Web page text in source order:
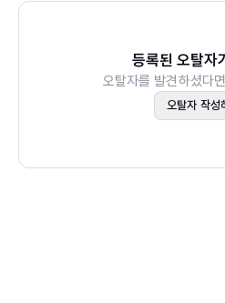
어내고 복도를 헤엄쳐 가족들이
동생 존은 형이 원상태로 커지는
“유령의 필수 기본 기술을 배우
등록된 오탈자
오탈자를 발견하셨다
오탈자 작성